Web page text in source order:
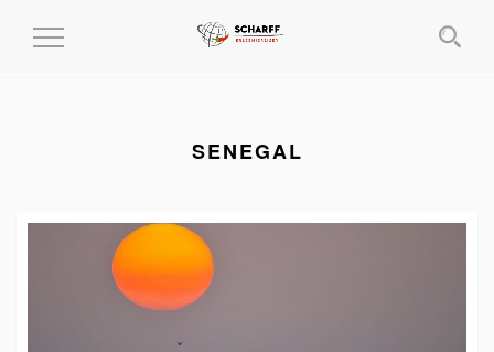
MENÜ
SENEGAL